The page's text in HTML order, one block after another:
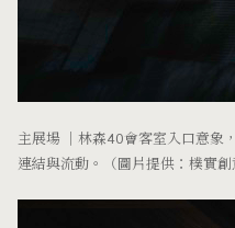
主展場 ｜林森40會客室入口意象
連結與流動。（圖片提供：樸實創